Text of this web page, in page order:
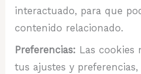
interactuado, para que
contenido relacionado.
Preferencias: Las cookies
tus ajustes y